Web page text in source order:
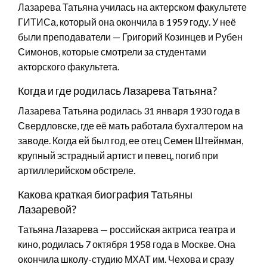
Лазарева Татьяна училась на актерском факультете
ГИТИСа, который она окончила в 1959 году. У неё
были преподаватели — Григорий Козинцев и Рубен
Симонов, которые смотрели за студентами
акторского факультета.
Когда и где родилась Лазарева Татьяна?
Лазарева Татьяна родилась 31 января 1930 года в
Свердловске, где её мать работала бухгалтером на
заводе. Когда ей был год, ее отец Семен Штейнман,
крупный эстрадный артист и певец, погиб при
артиллерийском обстреле.
Какова краткая биография Татьяны
Лазаревой?
Татьяна Лазарева — российская актриса театра и
кино, родилась 7 октября 1958 года в Москве. Она
окончила школу-студию МХАТ им. Чехова и сразу